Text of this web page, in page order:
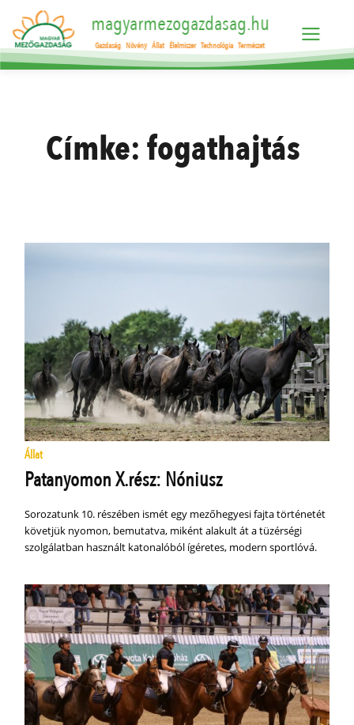
magyarmezogazdasag.hu
Gazdaság Növény Állat Élelmiszer Technológia Természet
Címke:fogathajtás
Állat
Patanyomon X.rész: Nóniusz
Sorozatunk 10. részében ismét egy mezőhegyesi fajta történetét
követjük nyomon, bemutatva, miként alakult át a tüzérségi
szolgálatban használt katonalóból ígéretes, modern sportlóvá.